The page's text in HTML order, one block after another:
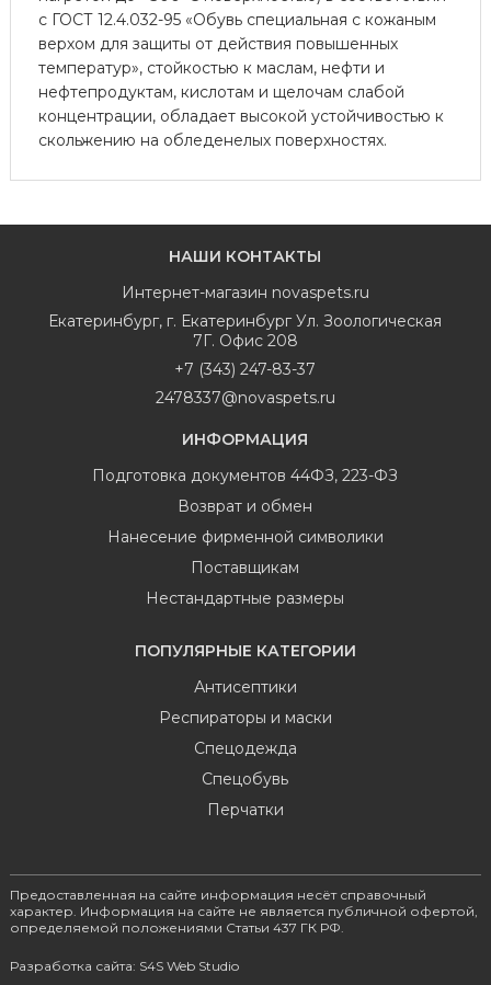
с ГОСТ 12.4.032-95 «Обувь специальная с кожаным
верхом для защиты от действия повышенных
температур», стойкостью к маслам, нефти и
нефтепродуктам, кислотам и щелочам слабой
концентрации, обладает высокой устойчивостью к
скольжению на обледенелых поверхностях.
НАШИ КОНТАКТЫ
Интернет-магазин novaspets.ru
Екатеринбург, г. Екатеринбург Ул. Зоологическая
7Г. Офис 208
+7 (343) 247-83-37
2478337@novaspets.ru
ИНФОРМАЦИЯ
Подготовка документов 44ФЗ, 223-ФЗ
Возврат и обмен
Нанесение фирменной символики
Поставщикам
Нестандартные размеры
ПОПУЛЯРНЫЕ КАТЕГОРИИ
Антисептики
Респираторы и маски
Спецодежда
Спецобувь
Перчатки
Предоставленная на сайте информация несёт справочный
характер. Информация на сайте не является публичной офертой,
определяемой положениями Статьи 437 ГК РФ.
Разработка сайта: S4S Web Studio